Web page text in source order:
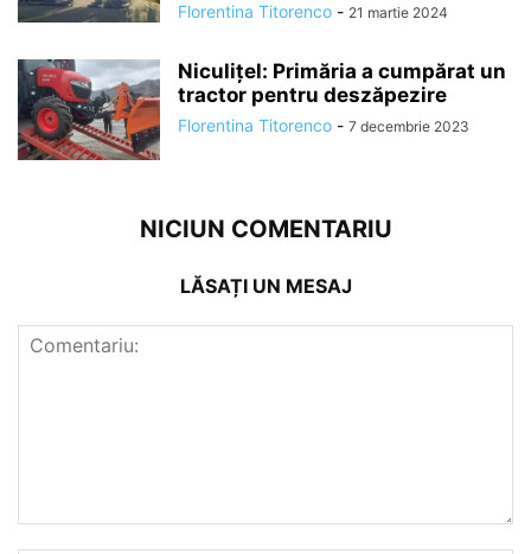
Florentina Titorenco - 21 martie 2024
Niculițel: Primăria a cumpărat un
tractor pentru deszăpezire
Florentina Titorenco - 7 decembrie 2023
NICIUN COMENTARIU
LĂSAȚI UN MESAJ